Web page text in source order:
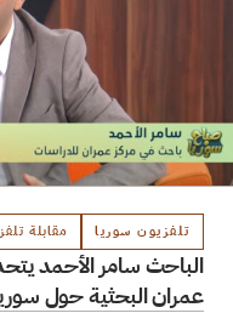
تلفزيون سوريا مقابلة
الباحث سامر الأحمد
عمران البحثية حول